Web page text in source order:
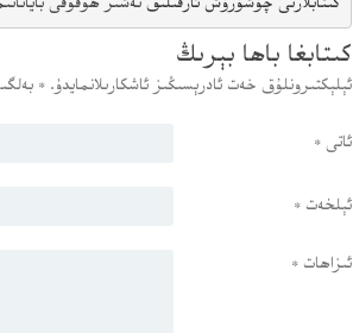
كىتابغا باھا بېرىڭ
ئېلېكتىرونلۇق خەت ئادرېسىڭىز ئاشكارىلانمايدۇ. *
ئاتى *
ئېلخەت *
ئىزاھات *